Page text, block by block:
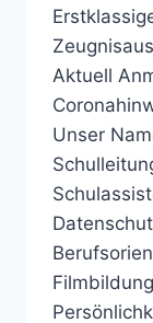
Aktuell
Unser